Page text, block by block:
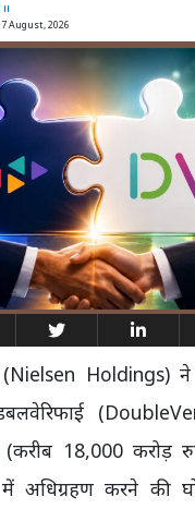
August, 2026
Holdings) ने
(करीब 18,000
में अधिग्रहण करने की